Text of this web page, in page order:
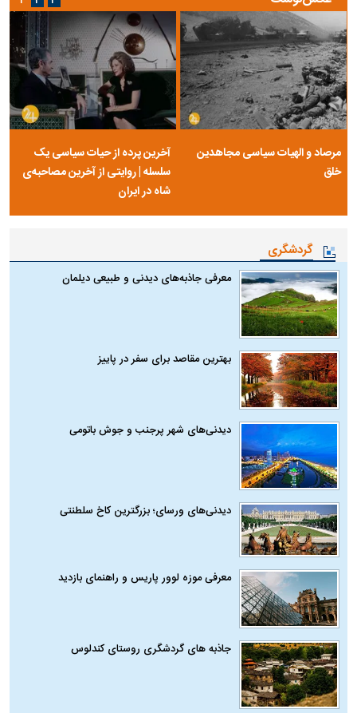
مرصاد و الهیات سیاسی مجاهدین
خلق
آخرین پرده از حیات سیاسی یک
سلسله | روایتی از آخرین مصاحبه‌ی
شاه در ایران
گردشگری
معرفی جاذبه‌های دیدنی و طبیعی دیلمان
بهترین مقاصد برای سفر در پاییز
دیدنی‌های شهر پرجنب و جوش باتومی
دیدنی‌های ورسای؛ بزرگترین کاخ سلطنتی
معرفی موزه لوور پاریس و راهنمای بازدید
جاذبه های گردشگری روستای کندلوس